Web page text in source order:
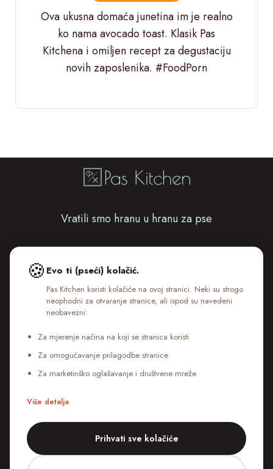
Ova ukusna domaća junetina im je realno
ko nama avocado toast. Klasik Pas
Kitchena i omiljen recept za degustaciju
novih zaposlenika. #FoodPorn
Vratili smo hranu u hranu za pse
Uvjeti Korištenja
Kolačići
Dostava
🍪 Evo ti (pseći) kolačić.
Pas Kitchen koristi kolačiće na ovoj stranici. Neki su strogo
neophodni za otvaranje stranice, ali ispod su navedeni
neobavezni:
Za mjerenje načina na koji se stranica koristi
Za omogućavanje prilagodbe stranice
Za marketinško oglašavanje i društvene mreže
Više detalja
Prihvati sve kolačiće